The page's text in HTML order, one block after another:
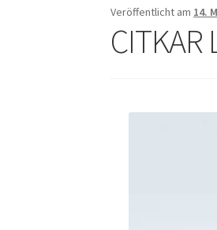
Veröffentlicht am 14.